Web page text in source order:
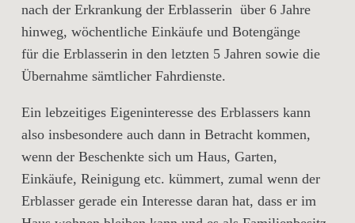
nach der Erkrankung der Erblasserin über 6 Jahre
hinweg, wöchentliche Einkäufe und Botengänge
für die Erblasserin in den letzten 5 Jahren sowie die
Übernahme sämtlicher Fahrdienste.
Ein lebzeitiges Eigeninteresse des Erblassers kann
also insbesondere auch dann in Betracht kommen,
wenn der Beschenkte sich um Haus, Garten,
Einkäufe, Reinigung etc. kümmert, zumal wenn der
Erblasser gerade ein Interesse daran hat, dass er im